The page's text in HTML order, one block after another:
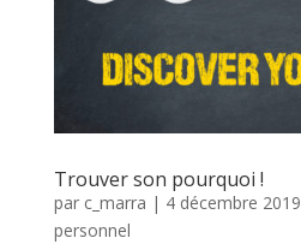
Trouver son pourquoi !
par c_marra | 4 décembre 2019
personnel